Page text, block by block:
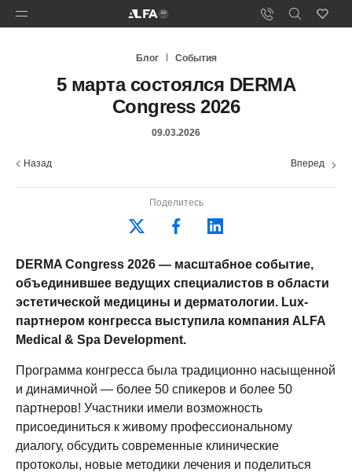
Блог События
5 марта состоялся DERMA
Congress 2026
09.03.2026
Назад Вперед
Поделитесь
DERMA Congress 2026 — масштабное событие,
объединившее ведущих специалистов в области
эстетической медицины и дерматологии. Lux-
партнером конгресса выступила компания ALFA
Medical & Spa Development.
Программа конгресса была традиционно насыщенной
и динамичной — более 50 спикеров и более 50
партнеров! Участники имели возможность
присоединиться к живому профессиональному
диалогу, обсудить современные клинические
протоколы, новые методики лечения и поделиться